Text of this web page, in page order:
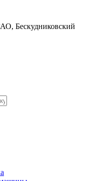
Бескудниковский